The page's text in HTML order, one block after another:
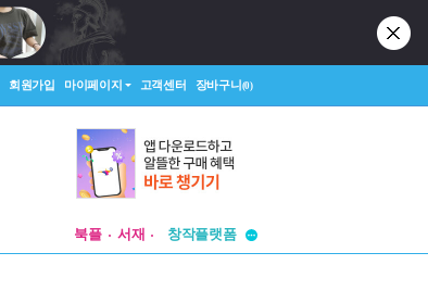
회원가입 마이페이지 고객센터 장바구니(0)
북플 서재
창작플랫폼